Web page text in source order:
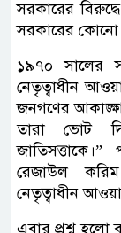
সরকারের
সরকারের কোনো
১৯৭০ সালের
নেতৃত্বাধীন
জনগণের
তারা ভোট
রেজাউল
নেতৃত্বাধীন
এবার প্রশ্ন হলো